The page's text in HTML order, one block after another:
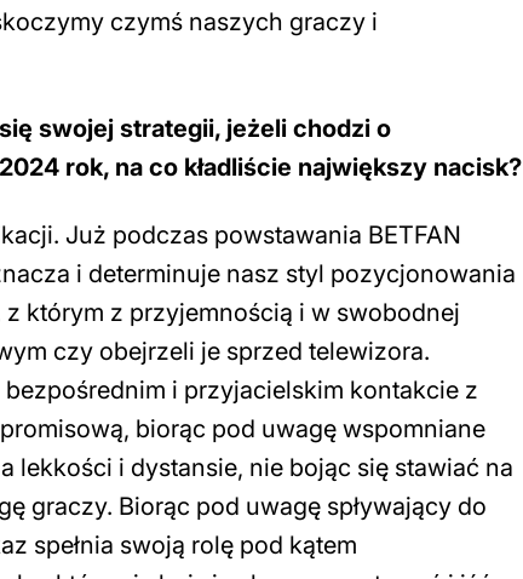
czymś naszych graczy i
swojej strategii, jeżeli chodzi o
rok, na co kładliście największy nacisk?
Już podczas powstawania BETFAN
i determinuje nasz styl pozycjonowania
którym z przyjemnością i w swobodnej
czy obejrzeli je sprzed telewizora.
i przyjacielskim kontakcie z
biorąc pod uwagę wspomniane
lekkości i dystansie, nie bojąc się stawiać na
graczy. Biorąc pod uwagę spływający do
spełnia swoją rolę pod kątem